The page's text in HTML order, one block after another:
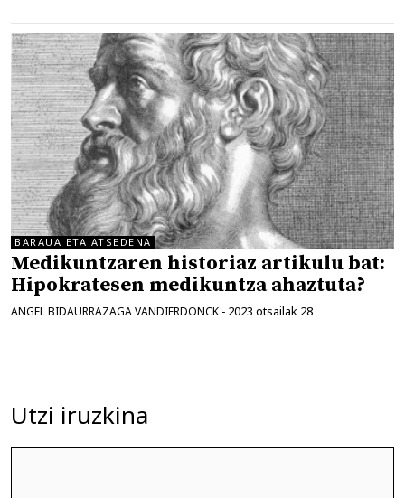
BARAUA ETA ATSEDENA
Medikuntzaren historiaz artikulu bat:
Hipokratesen medikuntza ahaztuta?
ANGEL BIDAURRAZAGA VANDIERDONCK - 2023 otsailak 28
Utzi iruzkina